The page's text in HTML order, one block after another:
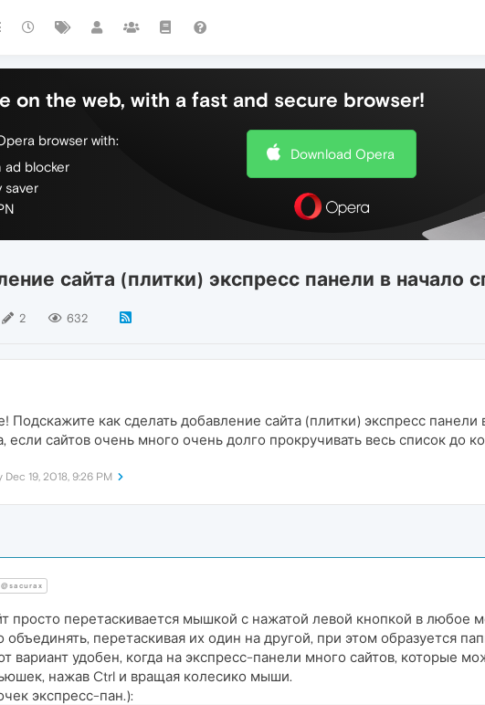
on the web, with a fast and secure browser!
browser with:
ad blocker
saver
Download Opera
сайта (плитки) экспресс панели в начало
2 632
Подскажите как сделать добавление сайта (плитки) экспресс
если сайтов очень много очень долго прокручивать весь список до
Dec 19, 2018, 9:26 PM
@sacurax
просто перетаскивается мышкой с нажатой левой кнопкой в любое
перетаскивая их один на другой, при этом образуется
вариант удобен, когда на экспресс-панели много сайтов, которые
нажав Ctrl и вращая колесико мыши.
экспресс-пан.):